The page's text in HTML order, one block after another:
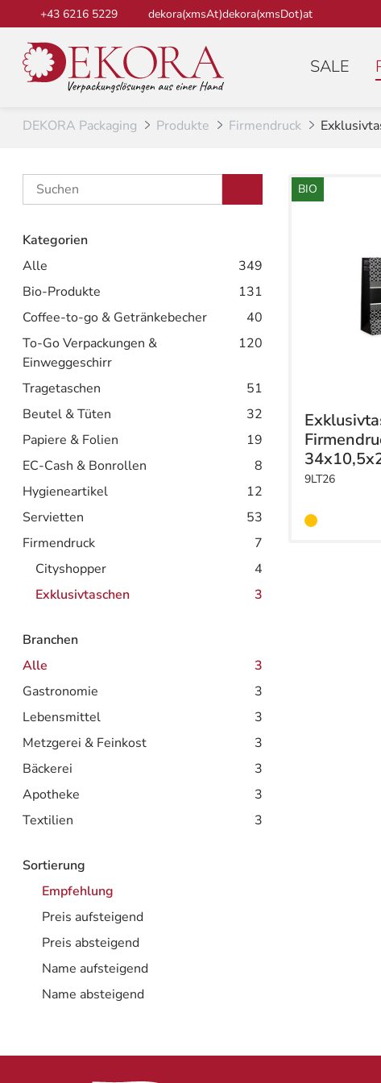
Zum Inhalt+43 6216 5229 dekora(xmsAt)dekora(xmsDot)at
SALE
DEKORA Packaging Produkte Firmendruck
Kategorien
Alle
349
Bio-Produkte
131
Coffee-to-go & Getränkebecher
40
To-Go Verpackungen &
Einweggeschirr
120
Tragetaschen
51
Beutel & Tüten
32
Papiere & Folien
19
EC-Cash & Bonrollen
8
Hygieneartikel
12
Servietten
53
Firmendruck
7
Cityshopper
4
Exklusivtaschen
3
Branchen
Alle
3
Gastronomie
3
Lebensmittel
3
Metzgerei & Feinkost
3
Bäckerei
3
Apotheke
3
Textilien
3
Sortierung
Empfehlung
Preis aufsteigend
Preis absteigend
Name aufsteigend
Name absteigend
BIO
9LT26